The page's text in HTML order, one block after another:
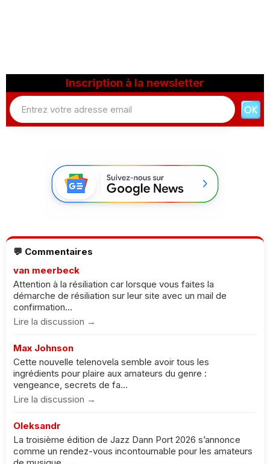
Inscription à la newsletter
💬 Commentaires
van meerbeck
Attention à la résiliation car lorsque vous faites la
démarche de résiliation sur leur site avec un mail de
confirmation...
Lire la discussion →
Max Johnson
Cette nouvelle telenovela semble avoir tous les
ingrédients pour plaire aux amateurs du genre :
vengeance, secrets de fa...
Lire la discussion →
Oleksandr
La troisième édition de Jazz Dann Port 2026 s’annonce
comme un rendez-vous incontournable pour les amateurs